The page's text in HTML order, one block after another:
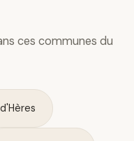
ces communes du